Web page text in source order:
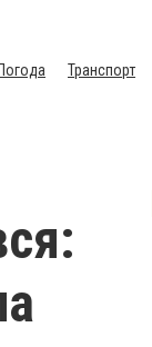
Погода
Транспорт